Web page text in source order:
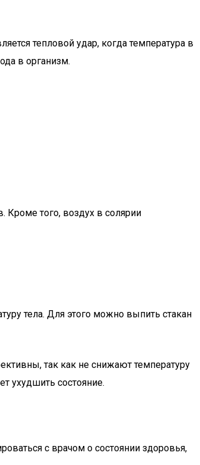
тепловой удар, когда температура в
в организм.
Кроме того, воздух в солярии
тела. Для этого можно выпить стакан
так как не снижают температуру
ухудшить состояние.
с врачом о состоянии здоровья,